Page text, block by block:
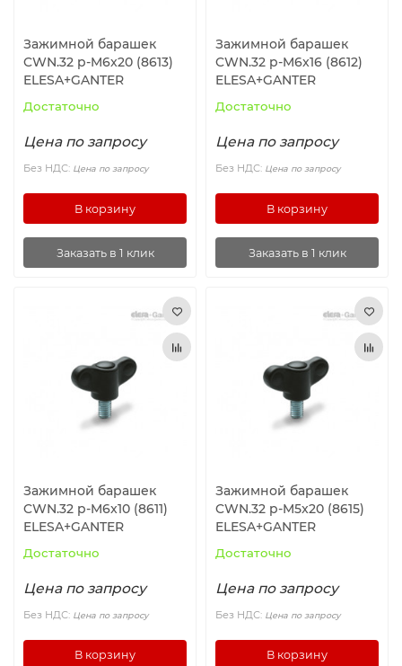
Зажимной барашек
CWN.32 p-M6x20 (8613)
ELESA+GANTER
Достаточно
Цена по запросу
Без НДС: Цена по запросу
В корзину
Заказать в 1 клик
Зажимной барашек
CWN.32 p-M6x16 (8612)
ELESA+GANTER
Достаточно
Цена по запросу
Без НДС: Цена по запросу
В корзину
Заказать в 1 клик
Зажимной барашек
CWN.32 p-M6x10 (8611)
ELESA+GANTER
Достаточно
Цена по запросу
Без НДС: Цена по запросу
В корзину
Зажимной барашек
CWN.32 p-M5x20 (8615)
ELESA+GANTER
Достаточно
Цена по запросу
Без НДС: Цена по запросу
В корзину